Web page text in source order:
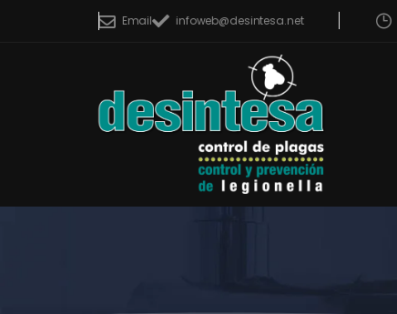
Email infoweb@desintesa.net